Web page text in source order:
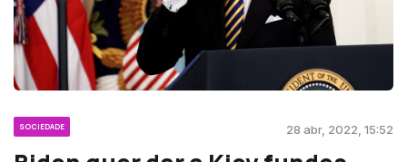
SOCIEDADE 28 abr, 2022, 15:52